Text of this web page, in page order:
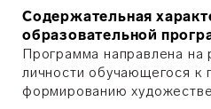
Содержательная
образовательной
Программа направлена на
личности обучающегося к
формированию